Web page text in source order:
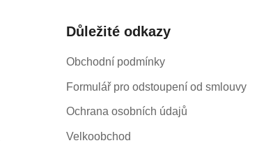
Důležité odkazy
Obchodní podmínky
Formulář pro odstoupení od smlouvy
Ochrana osobních údajů
Velkoobchod